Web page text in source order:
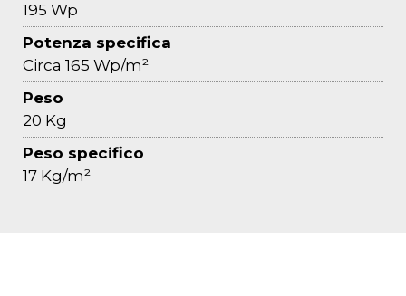
195 Wp
Potenza specifica
Circa 165 Wp/m²
Peso
20 Kg
Peso specifico
17 Kg/m²